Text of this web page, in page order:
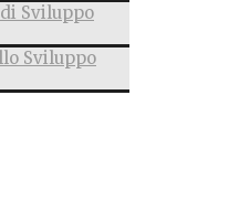
Sviluppo
Sviluppo